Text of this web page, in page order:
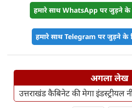
हमारे साथ WhatsApp पर जुड़ने के
हमारे साथ Telegram पर जुड़ने के
अगला लेख
उत्तराखंड कैबिनेट की मेगा इंडस्ट्रीयल